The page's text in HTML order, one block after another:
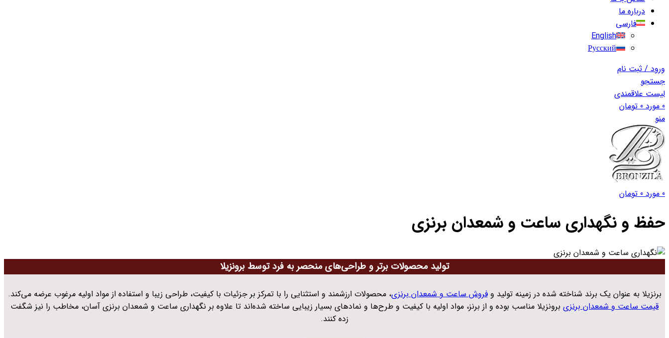
درباره ما
فارسی
English
Русский
ورود / ثبت نام
جستجو
لیست علاقمندی
0 مورد 0 تومان
منو
0 مورد 0 تومان
حفظ و نگهداری ساعت و شمعدان برنزی
تولید محصولات برتر و طراحی‌های منحصر به فرد توسط برونزیلا
برنزیلا به عنوان یک برند شناخته شده در زمینه تولید وفروش ساعت و شمعدان برنزی، محصولات ارزشمند و استثنایی را با تمرکز بر جزئیات با کیفیت، طراحی زیبا و استفاده از مواد اولیه مرغوب عرضه می‌کند.
قیمت ساعت و شمعدان برنزی برونزیلا مناسب بوده و از برنز، مواد اولیه با کیفیت و طرح‌ها و نمادهای بسیار زیبایی ساخته شده‌اند تا علاوه بر نگهداری ساعت و شمعدان برنزی آسان، مخاطب را نیز شگفت
زده کنند.